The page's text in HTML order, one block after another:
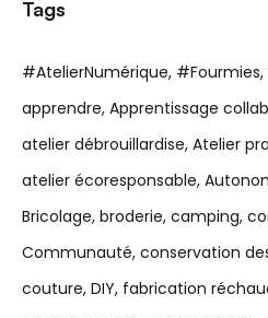
Tags
#AtelierNumérique #Fourmies
apprendre Apprentissage
atelier débrouillardise Atelier
atelier écoresponsable
Bricolage broderie camping
Communauté conservation
couture DIY fabrication